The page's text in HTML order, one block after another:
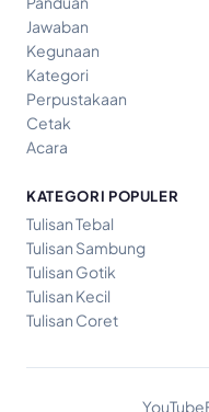
Jawaban
Kegunaan
Kategori
Perpustakaan
Cetak
Acara
KATEGORI POPULER
Tulisan Tebal
Tulisan Sambung
Tulisan Gotik
Tulisan Kecil
Tulisan Coret
YouTube